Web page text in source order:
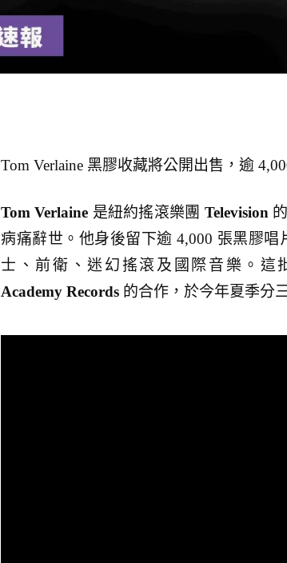
Tom Verlaine 黑膠收藏將公開出售，逾
Tom Verlaine 是紐約搖滾樂團 Television
病痛辭世。他身後留下逾 4,000 張黑膠
士、前衛、迷幻搖滾及國際音樂。
Academy Records 的合作，於今年夏季分